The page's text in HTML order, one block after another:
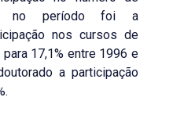
no período foi a
nos cursos de
17,1% entre 1996 e
a participação